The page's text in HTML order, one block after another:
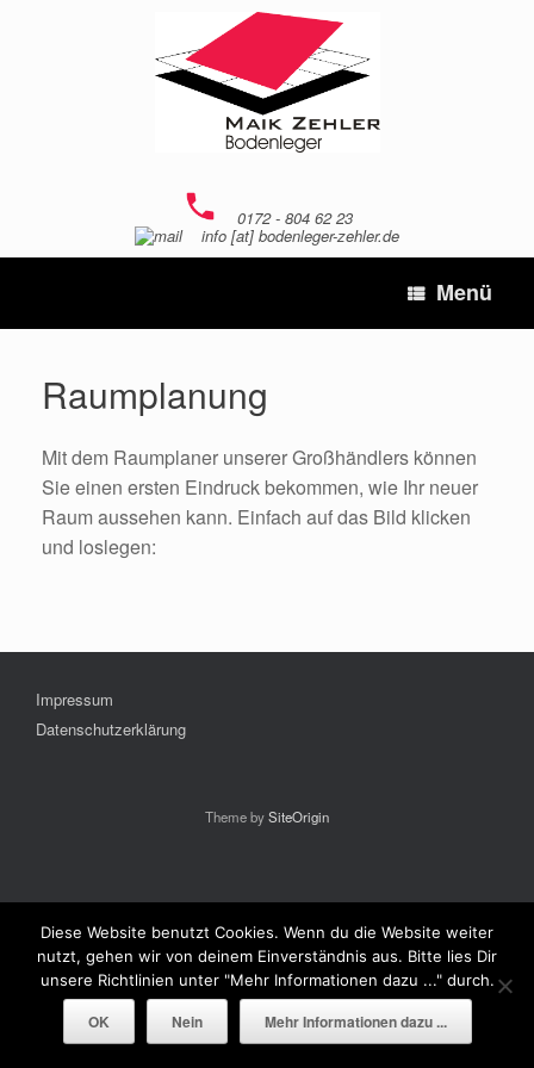
0172 - 804 62 23
info [at] bodenleger-zehler.de
Menü
Raumplanung
Mit dem Raumplaner unserer Großhändlers können
Sie einen ersten Eindruck bekommen, wie Ihr neuer
Raum aussehen kann. Einfach auf das Bild klicken
und loslegen:
Impressum
Datenschutzerklärung
Theme bySiteOrigin
Diese Website benutzt Cookies. Wenn du die Website weiter
nutzt, gehen wir von deinem Einverständnis aus. Bitte lies Dir
unsere Richtlinien unter "Mehr Informationen dazu ..." durch.
OK Nein Mehr Informationen dazu ...